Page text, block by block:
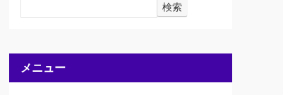
検索
メニュー